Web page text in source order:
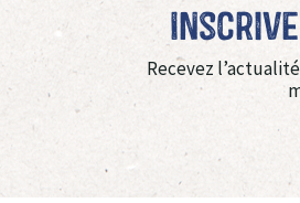
Recevez